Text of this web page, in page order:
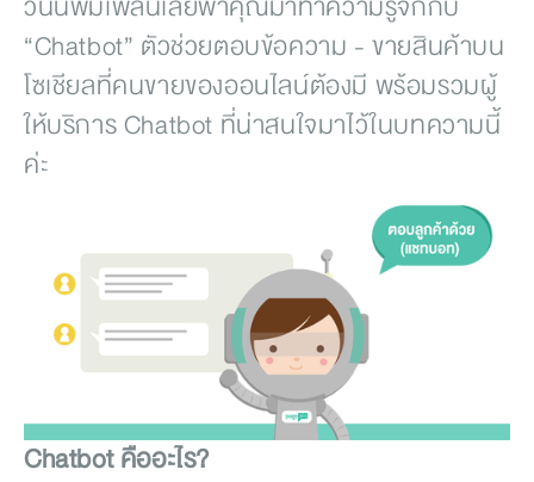
“Chatbot” ตัวช่วยตอบข้อความ - ขายสินค้าบน
โซเชียลที่คนขายของออนไลน์ต้องมี พร้อมรวมผู้
ให้บริการ Chatbot ที่น่าสนใจมาไว้ในบทความนี้
ค่ะ
Chatbot คืออะไร?